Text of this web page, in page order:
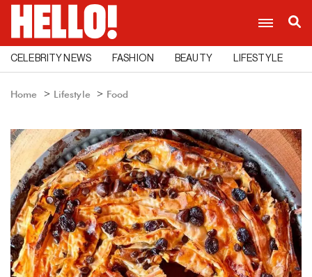
CELEBRITY NEWS FASHION BEAUTY LIFESTYLE
Home Lifestyle Food